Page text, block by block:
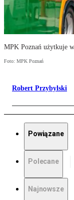
MPK Poznań użytkuje
Foto: MPK Poznań
Robert Przybylski
Powiązane
Polecane
Najnowsze